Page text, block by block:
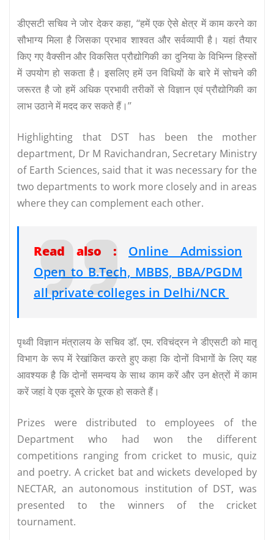
डीएसटी सचिव ने जोर देकर कहा, ‘‘हमें एक ऐसे क्षेत्र में काम करने का
सौभाग्य मिला है जिसका प्रभाव शाश्वत और सर्वव्यापी है। यहां तैयार
किए गए वैक्सीन और विकसित प्रौद्योगिकी का दुनिया के विभिन्न हिस्सों
में उपयोग हो सकता है। इसलिए हमें उन विधियों के बारे में सोचने की
जरूरत है जो हमें अधिक प्रभावी तरीकों से विज्ञान एवं प्रौद्योगिकी का
लाभ उठाने में मदद कर सकते हैं।’’
Highlighting that DST has been the mother
department, Dr M Ravichandran, Secretary Ministry
of Earth Sciences, said that it was necessary for the
two departments to work more closely and in areas
where they can complement each other.
Read also : Online Admission
Open to B.Tech, MBBS, BBA/PGDM
all private colleges in Delhi/NCR
पृथ्वी विज्ञान मंत्रालय के सचिव डॉ. एम. रविचंद्रन ने डीएसटी को मातृ
विभाग के रूप में रेखांकित करते हुए कहा कि दोनों विभागों के लिए यह
आवश्यक है कि दोनों समन्वय के साथ काम करें और उन क्षेत्रों में काम
करें जहां वे एक दूसरे के पूरक हो सकते हैं।
Prizes were distributed to employees of the
Department who had won the different
competitions ranging from cricket to music, quiz
and poetry. A cricket bat and wickets developed by
NECTAR, an autonomous institution of DST, was
presented to the winners of the cricket
tournament.